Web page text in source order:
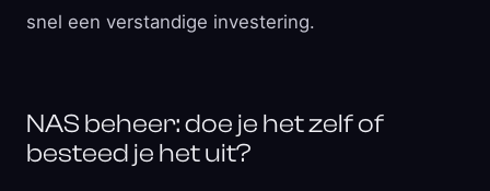
snel een verstandige investering.
NAS beheer: doe je het zelf of
besteed je het uit?